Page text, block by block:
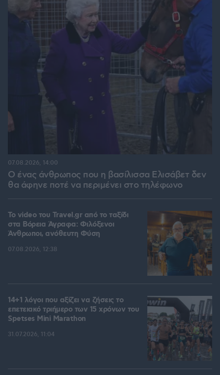
Ο ένας άνθρωπος που η βασίλισσα Ελισάβετ δεν
θα άφηνε ποτέ να περιμένει στο τηλέφωνο
07.08.2026, 14:00
To video του Travel.gr από το ταξίδι
στα Βόρεια Άγραφα: Φιλόξενοι
Άνθρωποι, ανόθευτη Φύση
07.08.2026, 12:38
14+1 λόγοι που αξίζει να ζήσεις το
επετειακό τριήμερο των 15 χρόνων του
Spetses Mini Marathon
31.07.2026, 11:04